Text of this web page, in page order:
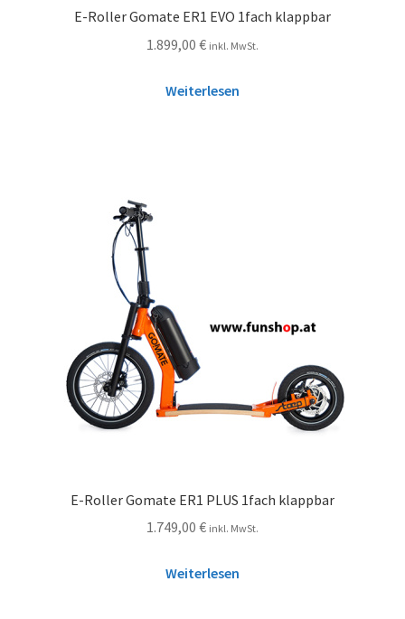
E-Roller Gomate ER1 EVO 1fach klappbar
1.899,00 € inkl. MwSt.
Weiterlesen
E-Roller Gomate ER1 PLUS 1fach klappbar
1.749,00 € inkl. MwSt.
Weiterlesen